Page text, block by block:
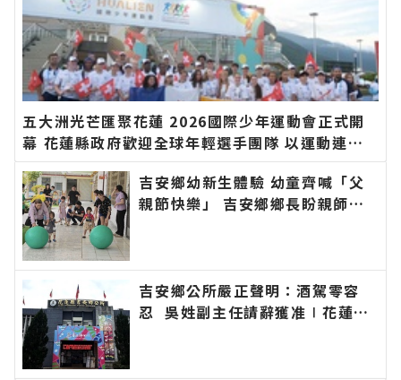
五大洲光芒匯聚花蓮 2026國際少年運動會正式開
幕 花蓮縣政府歡迎全球年輕選手團隊 以運動連結
世界、以文化凝聚友誼∣花蓮新聞網官方網站各類
新聞－最快速的今日新聞報導 最新的在地資訊！
吉安鄉幼新生體驗 幼童齊喊「父
親節快樂」 吉安鄉鄉長盼親師協
今日新聞報導 最新的在地資訊！
吉安鄉公所嚴正聲明：酒駕零容
忍 吳姓副主任請辭獲准∣花蓮新